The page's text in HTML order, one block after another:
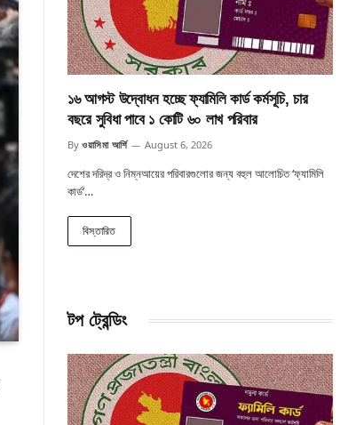
১৬ আগস্ট উদ্বোধন হচ্ছে ফ্যামিলি কার্ড কর্মসূচি, চার
বছরে সুবিধা পাবে ১ কোটি ৬০ লাখ পরিবার
By ওয়াসিমা আর্শি August 6, 2026
দেশের দরিদ্র ও নিম্নআয়ের পরিবারগুলোর জন্য বহুল আলোচিত ‘ফ্যামিলি
কার্ড’…
বিস্তারিত
টপ ট্রেন্ডিং